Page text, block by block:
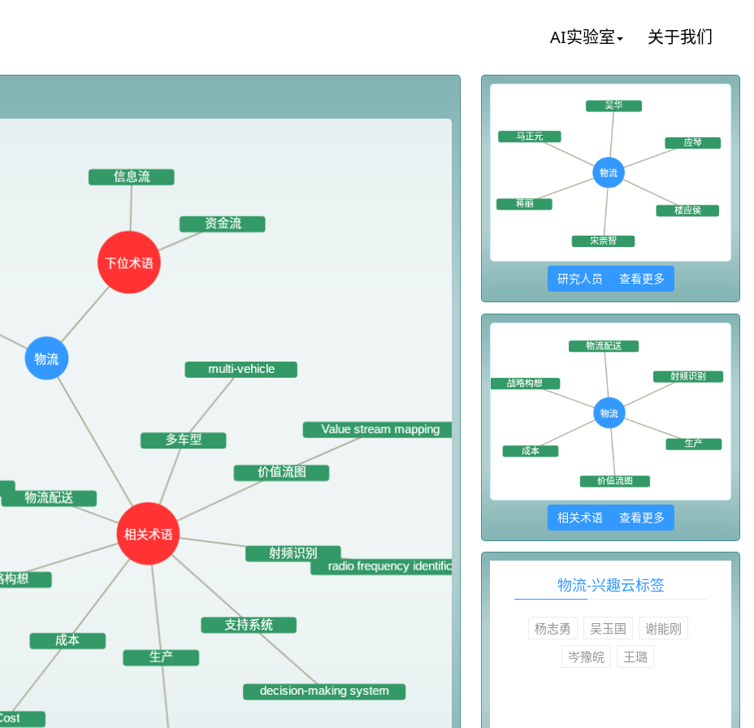
AI实验室 关于我们
研究人员 查看更多
相关术语 查看更多
物流-兴趣云标签
杨志勇 吴玉国
谢能刚
岑豫皖
王璐